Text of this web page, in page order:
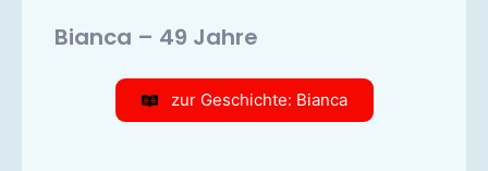
Bianca – 49 Jahre
zur Geschichte: Bianca